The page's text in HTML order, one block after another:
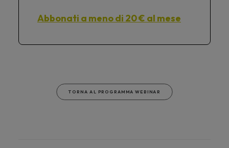
Abbonati a meno di 20 € al mese
TORNA AL PROGRAMMA WEBINAR